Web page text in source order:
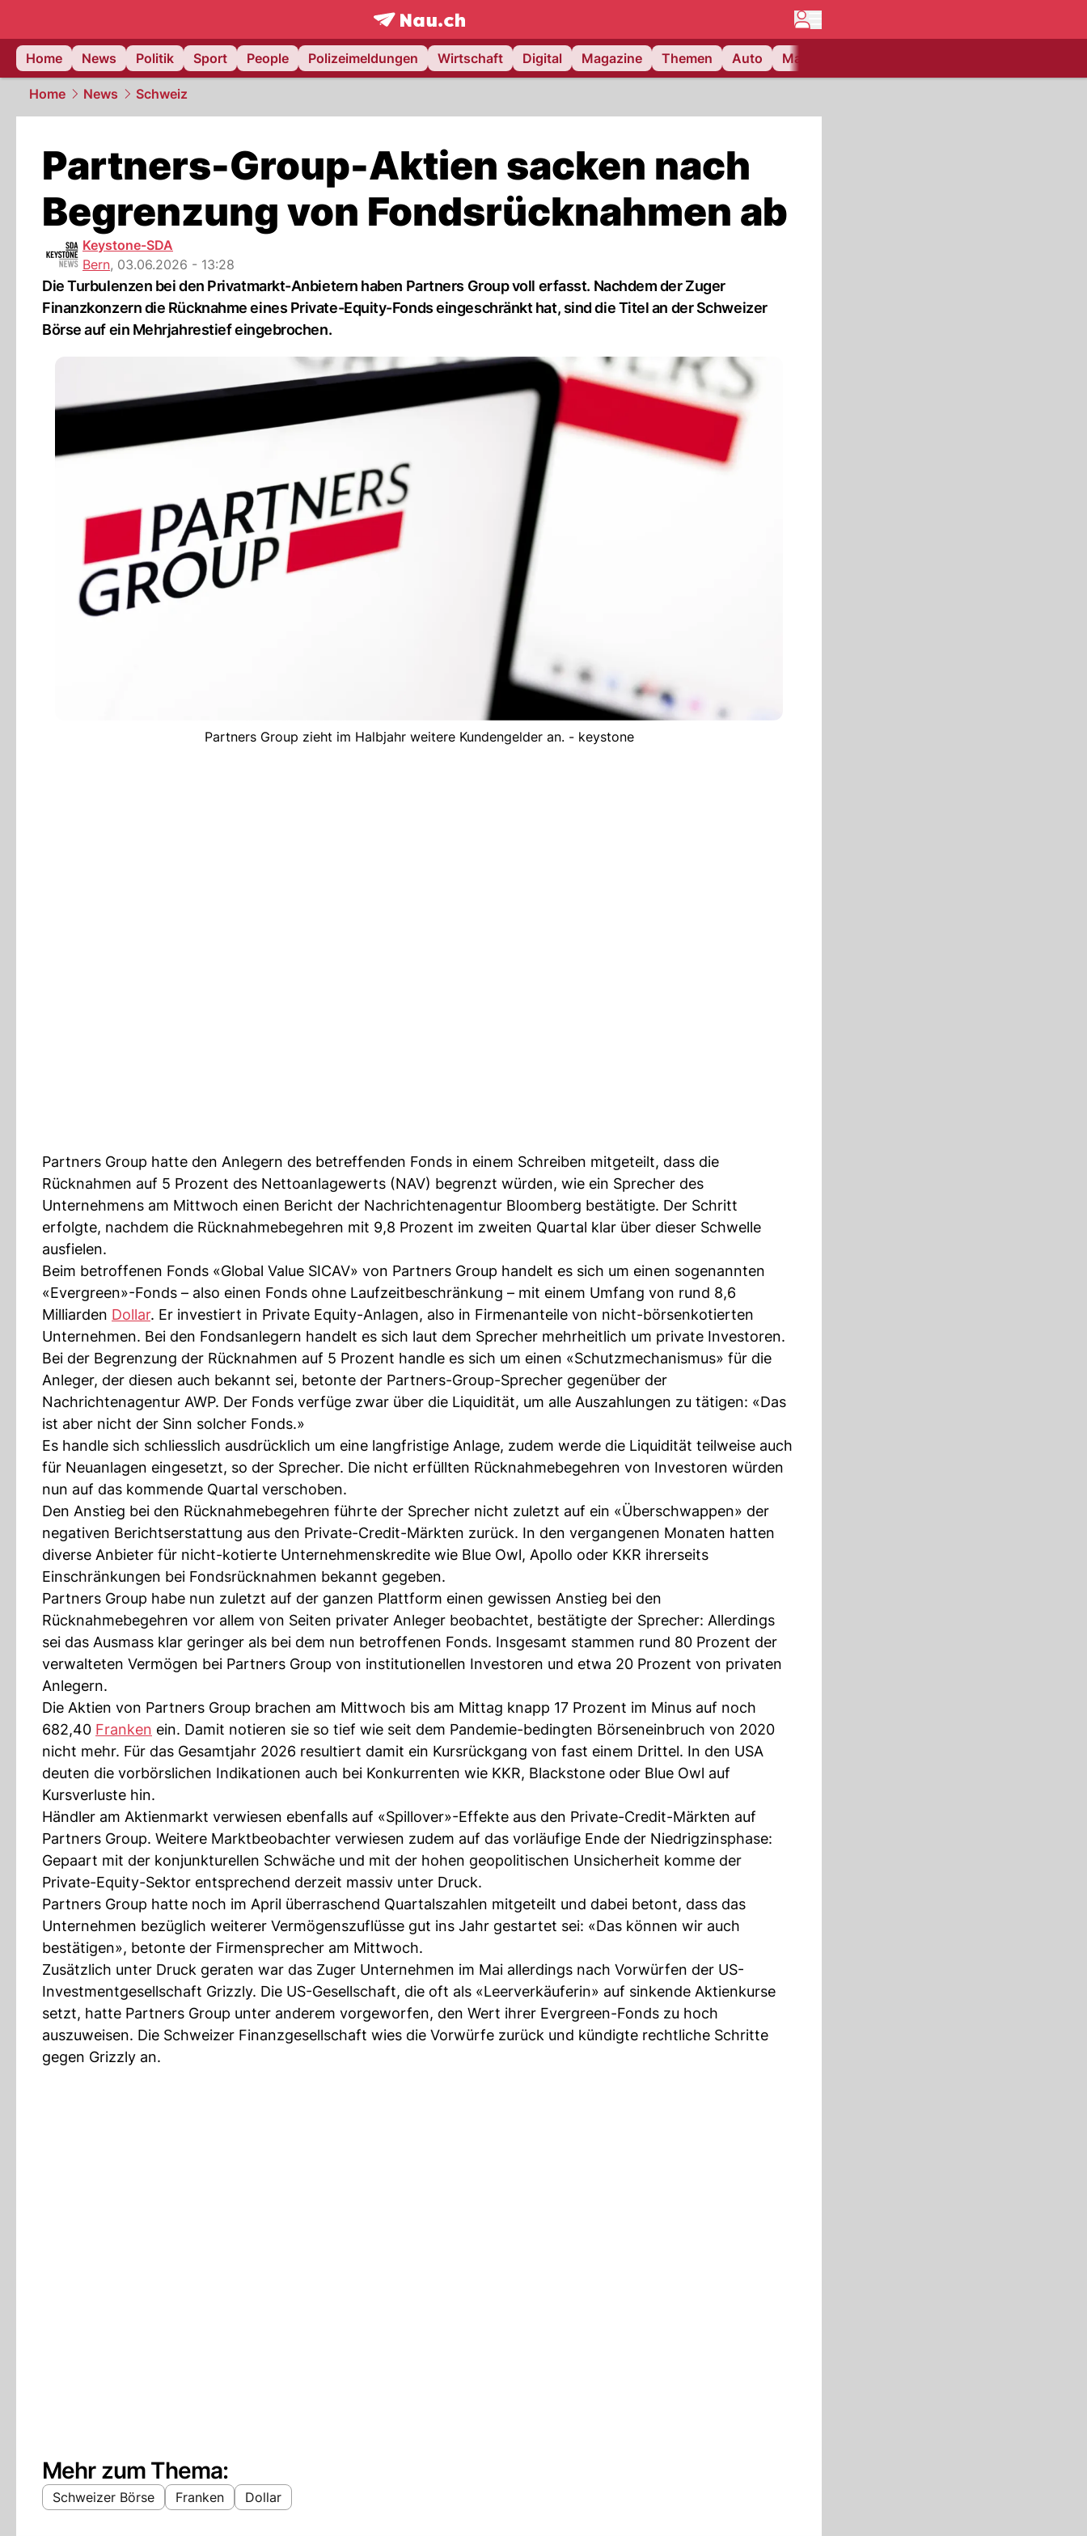
frontpage.NAU.ch
Home
News Politik Sport People Polizeimeldungen Wirtschaft Digital Magazine Themen Auto Matchcenter
Home News Schweiz
Partners-Group-Aktien sacken nach
Begrenzung von Fondsrücknahmen ab
Keystone-SDA
Bern, 03.06.2026 - 13:28
Die Turbulenzen bei den Privatmarkt-Anbietern haben Partners Group voll erfasst. Nachdem der Zuger
Finanzkonzern die Rücknahme eines Private-Equity-Fonds eingeschränkt hat, sind die Titel an der Schweizer
Börse auf ein Mehrjahrestief eingebrochen.
Partners Group zieht im Halbjahr weitere Kundengelder an. - keystone
Partners Group hatte den Anlegern des betreffenden Fonds in einem Schreiben mitgeteilt, dass die
Rücknahmen auf 5 Prozent des Nettoanlagewerts (NAV) begrenzt würden, wie ein Sprecher des
Unternehmens am Mittwoch einen Bericht der Nachrichtenagentur Bloomberg bestätigte. Der Schritt
erfolgte, nachdem die Rücknahmebegehren mit 9,8 Prozent im zweiten Quartal klar über dieser Schwelle
ausfielen.
Beim betroffenen Fonds «Global Value SICAV» von Partners Group handelt es sich um einen sogenannten
«Evergreen»-Fonds – also einen Fonds ohne Laufzeitbeschränkung – mit einem Umfang von rund 8,6
Milliarden Dollar. Er investiert in Private Equity-Anlagen, also in Firmenanteile von nicht-börsenkotierten
Unternehmen. Bei den Fondsanlegern handelt es sich laut dem Sprecher mehrheitlich um private Investoren.
Bei der Begrenzung der Rücknahmen auf 5 Prozent handle es sich um einen «Schutzmechanismus» für die
Anleger, der diesen auch bekannt sei, betonte der Partners-Group-Sprecher gegenüber der
Nachrichtenagentur AWP. Der Fonds verfüge zwar über die Liquidität, um alle Auszahlungen zu tätigen: «Das
ist aber nicht der Sinn solcher Fonds.»
Es handle sich schliesslich ausdrücklich um eine langfristige Anlage, zudem werde die Liquidität teilweise auch
für Neuanlagen eingesetzt, so der Sprecher. Die nicht erfüllten Rücknahmebegehren von Investoren würden
nun auf das kommende Quartal verschoben.
Den Anstieg bei den Rücknahmebegehren führte der Sprecher nicht zuletzt auf ein «Überschwappen» der
negativen Berichtserstattung aus den Private-Credit-Märkten zurück. In den vergangenen Monaten hatten
diverse Anbieter für nicht-kotierte Unternehmenskredite wie Blue Owl, Apollo oder KKR ihrerseits
Einschränkungen bei Fondsrücknahmen bekannt gegeben.
Partners Group habe nun zuletzt auf der ganzen Plattform einen gewissen Anstieg bei den
Rücknahmebegehren vor allem von Seiten privater Anleger beobachtet, bestätigte der Sprecher: Allerdings
sei das Ausmass klar geringer als bei dem nun betroffenen Fonds. Insgesamt stammen rund 80 Prozent der
verwalteten Vermögen bei Partners Group von institutionellen Investoren und etwa 20 Prozent von privaten
Anlegern.
Die Aktien von Partners Group brachen am Mittwoch bis am Mittag knapp 17 Prozent im Minus auf noch
682,40 Franken ein. Damit notieren sie so tief wie seit dem Pandemie-bedingten Börseneinbruch von 2020
nicht mehr. Für das Gesamtjahr 2026 resultiert damit ein Kursrückgang von fast einem Drittel. In den USA
deuten die vorbörslichen Indikationen auch bei Konkurrenten wie KKR, Blackstone oder Blue Owl auf
Kursverluste hin.
Händler am Aktienmarkt verwiesen ebenfalls auf «Spillover»-Effekte aus den Private-Credit-Märkten auf
Partners Group. Weitere Marktbeobachter verwiesen zudem auf das vorläufige Ende der Niedrigzinsphase:
Gepaart mit der konjunkturellen Schwäche und mit der hohen geopolitischen Unsicherheit komme der
Private-Equity-Sektor entsprechend derzeit massiv unter Druck.
Partners Group hatte noch im April überraschend Quartalszahlen mitgeteilt und dabei betont, dass das
Unternehmen bezüglich weiterer Vermögenszuflüsse gut ins Jahr gestartet sei: «Das können wir auch
bestätigen», betonte der Firmensprecher am Mittwoch.
Zusätzlich unter Druck geraten war das Zuger Unternehmen im Mai allerdings nach Vorwürfen der US-
Investmentgesellschaft Grizzly. Die US-Gesellschaft, die oft als «Leerverkäuferin» auf sinkende Aktienkurse
setzt, hatte Partners Group unter anderem vorgeworfen, den Wert ihrer Evergreen-Fonds zu hoch
auszuweisen. Die Schweizer Finanzgesellschaft wies die Vorwürfe zurück und kündigte rechtliche Schritte
gegen Grizzly an.
Mehr zum Thema:
Schweizer Börse Franken Dollar